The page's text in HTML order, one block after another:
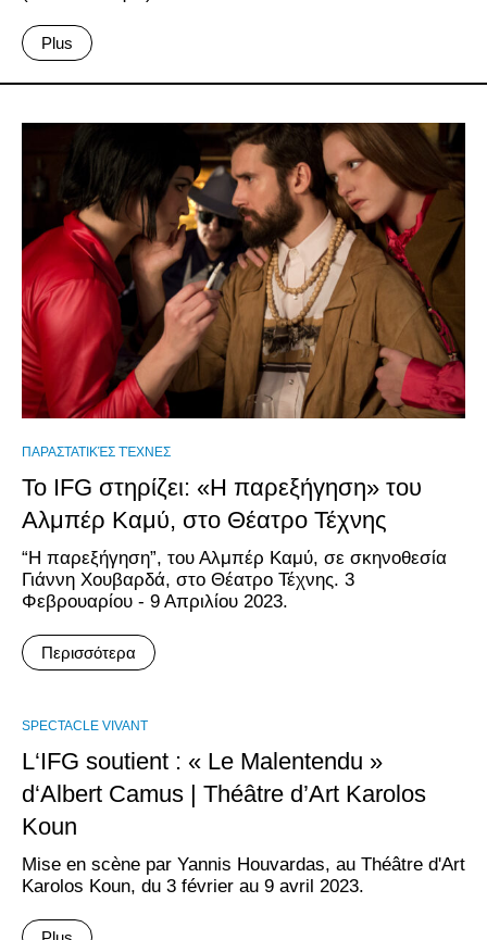
Plus
ΠΑΡΑΣΤΑΤΙΚΈΣ ΤΈΧΝΕΣ
Το IFG στηρίζει: «Η παρεξήγηση» του
Αλμπέρ Καμύ, στο Θέατρο Τέχνης
“H παρεξήγηση”, του Αλμπέρ Καμύ, σε σκηνοθεσία
Γιάννη Χουβαρδά, στο Θέατρο Τέχνης. 3
Φεβρουαρίου - 9 Απριλίου 2023.
Περισσότερα
SPECTACLE VIVANT
L‘IFG soutient : « Le Malentendu »
d‘Albert Camus | Théâtre d’Art Karolos
Koun
Mise en scène par Yannis Houvardas, au Théâtre d'Art
Karolos Koun, du 3 février au 9 avril 2023.